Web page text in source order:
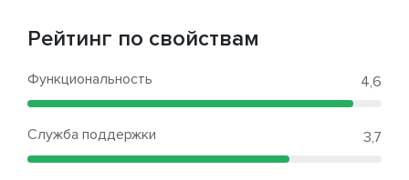
Рейтинг по свойствам
Функциональность 4,6
Служба поддержки 3,7